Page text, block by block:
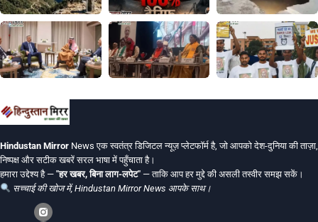
Hindustan Mirror News एक स्वतंत्र डिजिटल न्यूज़ प्लेटफॉर्म है, जो आपको देश-दुनिया की ताज़ा,
निष्पक्ष और सटीक खबरें सरल भाषा में पहुँचाता है।
हमारा उद्देश्य है — "हर खबर, बिना लाग-लपेट" — ताकि आप हर मुद्दे की असली तस्वीर समझ सकें।
सच्चाई की खोज में, Hindustan Mirror News आपके साथ।